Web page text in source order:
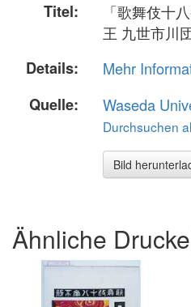
Titel:
「歌舞伎十
王 九世市川
Details:
Mehr
Quelle:
Waseda
Durchsuchen
Bild
Ähnliche Drucke